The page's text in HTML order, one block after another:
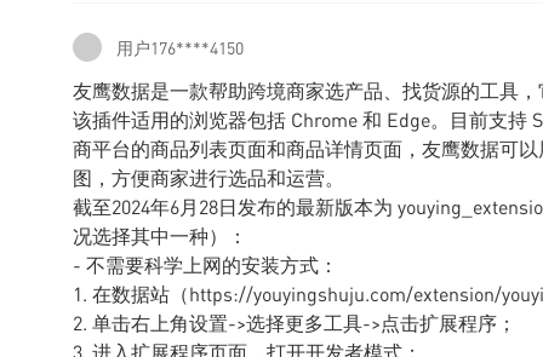
用户176****4150
友鹰数据是一款帮助跨境商家选产品、找货源的工具
该插件适用的浏览器包括 Chrome 和 Edge。目前支持
商平台的商品列表页面和商品详情页面，友鹰数据可
图，方便商家进行选品和运营。
截至2024年6月28日发布的最新版本为
况选择其中一种）：
- 不需要科学上网的安装方式：
1. 在数据站（https://youyingshuju.com/extension/
2. 单击右上角设置->选择更多工具->点击扩展程序；
3. 进入扩展程序页面，打开开发者模式；